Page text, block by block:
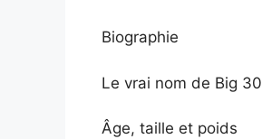
Biographie
Le vrai nom de Big 30
Âge, taille et poids